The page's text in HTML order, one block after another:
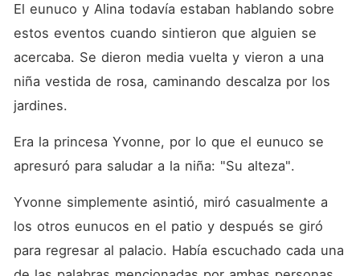
El eunuco y Alina todavía estaban hablando sobre
estos eventos cuando sintieron que alguien se
acercaba. Se dieron media vuelta y vieron a una
niña vestida de rosa, caminando descalza por los
jardines.
Era la princesa Yvonne, por lo que el eunuco se
apresuró para saludar a la niña: "Su alteza".
Yvonne simplemente asintió, miró casualmente a
los otros eunucos en el patio y después se giró
para regresar al palacio. Había escuchado cada una